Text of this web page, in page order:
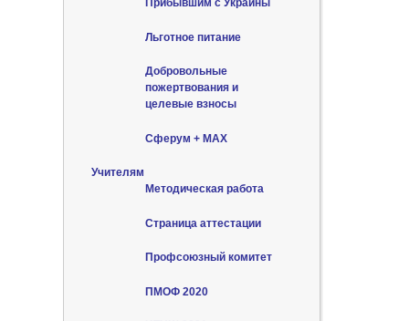
Прибывшим с Украины
Льготное питание
Добровольные
пожертвования и
целевые взносы
Сферум + MAX
Учителям
Методическая работа
Страница аттестации
Профсоюзный комитет
ПМОФ 2020